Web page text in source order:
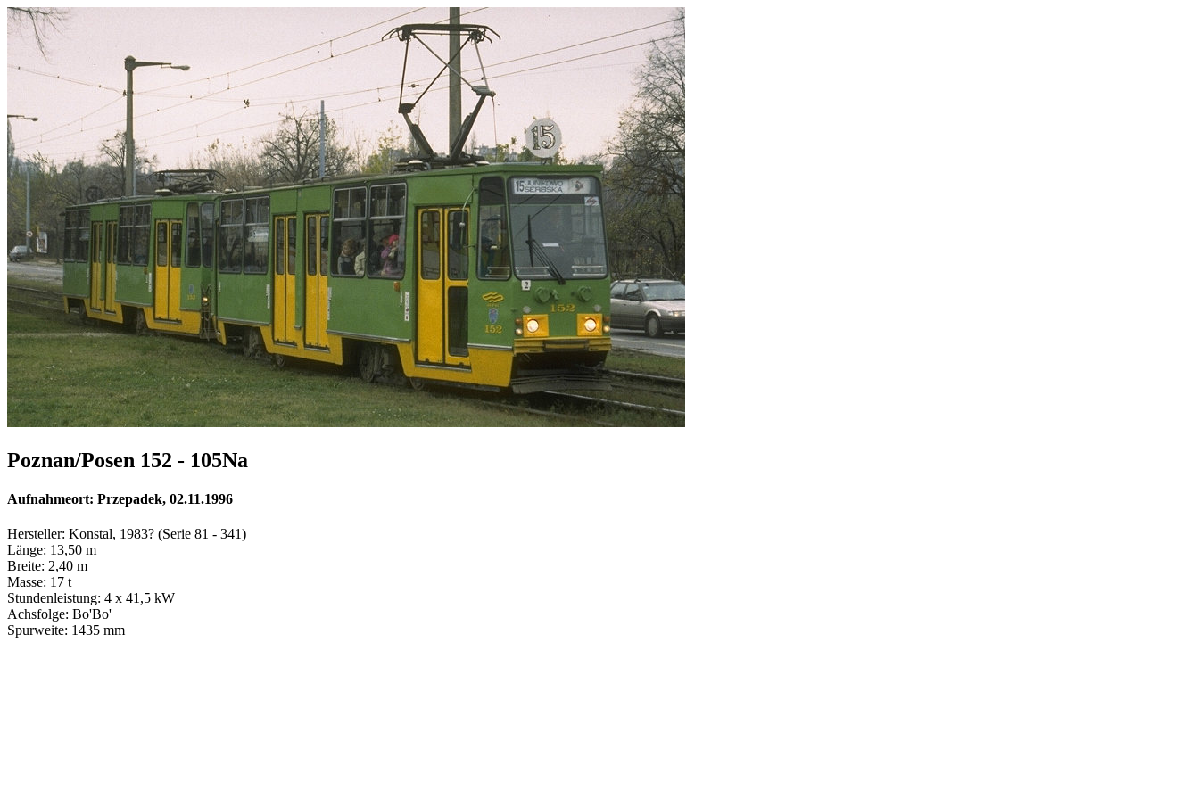
Poznan/Posen 152 - 105Na
Aufnahmeort: Przepadek, 02.11.1996
Hersteller: Konstal, 1983? (Serie 81 - 341)
Länge: 13,50 m
Breite: 2,40 m
Masse: 17 t
Stundenleistung: 4 x 41,5 kW
Achsfolge: Bo'Bo'
Spurweite: 1435 mm